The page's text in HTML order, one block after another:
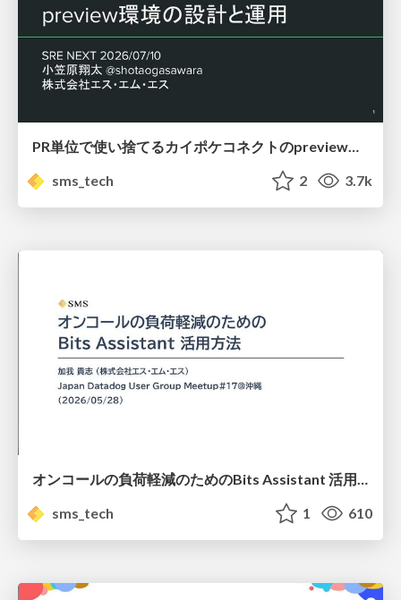
sms_tech
2 3.7k
オンコールの負荷軽減のためのBits Assistant 活用方法 / How to Use Bits Assistant to Reduce the Workload on On-Call Staff
sms_tech
1 610